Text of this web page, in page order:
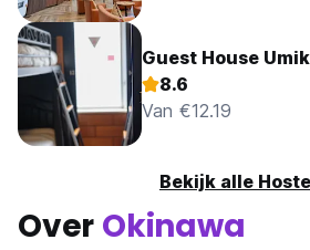
Guest House
8.6
Van €12.19
Bekijk alle
Over Okinawa